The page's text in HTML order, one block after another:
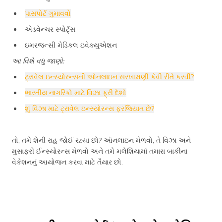
પાસપોર્ટ ગુમાવવો
એડવેન્ચર સ્પોર્ટ્સ
ઇમરજન્સી મેડિકલ ઇવેક્યુએશન
આ વિશે વધુ જાણો:
ટ્રાવેલ ઇન્સ્યોરન્સની ઓનલાઇન સરખામણી કેવી રીતે કરવી?
ભારતીય નાગરિકો માટે વિઝા ફ્રી દેશો
શું વિઝા માટે ટ્રાવેલ ઇન્સ્યોરન્સ ફરજિયાત છે?
તો, તમે શેની રાહ જોઈ રહ્યા છો? ઑનલાઇન મેળવો, તે વિઝા અને
મુસાફરી ઈન્સ્યોરન્સ મેળવો અને તમે મલેશિયામાં તમારા બાકીના
વેકેશનનું આયોજન કરવા માટે તૈયાર છો.